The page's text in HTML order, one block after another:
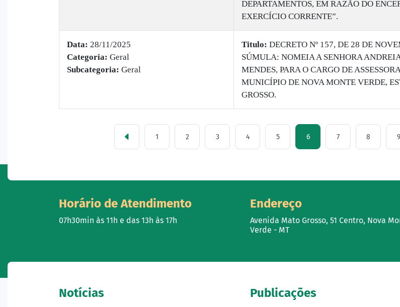
DEPARTAMENTOS, EM RAZÃO DO
EXERCÍCIO CORRENTE”.
Data: 28/11/2025
Categoria: Geral
Subcategoria: Geral
Titulo: DECRETO Nº 157, DE 28 DE
SÚMULA: NOMEIA A SENHORA
MENDES, PARA O CARGO DE
MUNICÍPIO DE NOVA MONTE VERDE,
GROSSO.
1 2 3 4 5 6 7 8 9
Horário de Atendimento
07h30min às 11h e das 13h às 17h
Endereço
Avenida Mato Grosso, 51 Centro, Nova
Verde - MT
Notícias
Publicações